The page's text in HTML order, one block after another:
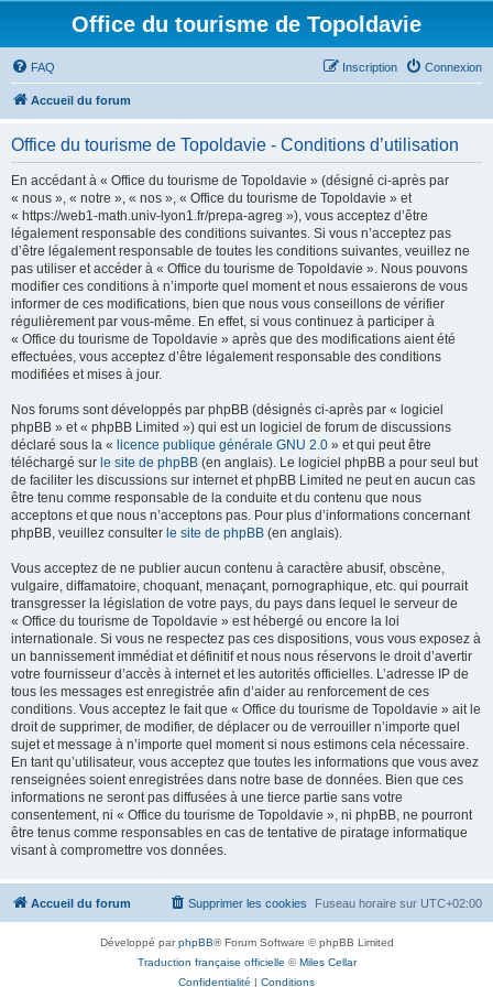
Office du tourisme de Topoldavie
FAQ Connexion
Inscription
Accueil du forum
Office du tourisme de Topoldavie - Conditions d’utilisation
En accédant à « Office du tourisme de Topoldavie » (désigné ci-après par
« nous », « notre », « nos », « Office du tourisme de Topoldavie » et
« https://web1-math.univ-lyon1.fr/prepa-agreg »), vous acceptez d’être
légalement responsable des conditions suivantes. Si vous n’acceptez pas
d’être légalement responsable de toutes les conditions suivantes, veuillez ne
pas utiliser et accéder à « Office du tourisme de Topoldavie ». Nous pouvons
modifier ces conditions à n’importe quel moment et nous essaierons de vous
informer de ces modifications, bien que nous vous conseillons de vérifier
régulièrement par vous-même. En effet, si vous continuez à participer à
« Office du tourisme de Topoldavie » après que des modifications aient été
effectuées, vous acceptez d’être légalement responsable des conditions
modifiées et mises à jour.
Nos forums sont développés par phpBB (désignés ci-après par « logiciel
phpBB » et « phpBB Limited ») qui est un logiciel de forum de discussions
déclaré sous la « licence publique générale GNU 2.0 » et qui peut être
téléchargé sur le site de phpBB (en anglais). Le logiciel phpBB a pour seul but
de faciliter les discussions sur internet et phpBB Limited ne peut en aucun cas
être tenu comme responsable de la conduite et du contenu que nous
acceptons et que nous n’acceptons pas. Pour plus d’informations concernant
phpBB, veuillez consulter le site de phpBB (en anglais).
Vous acceptez de ne publier aucun contenu à caractère abusif, obscène,
vulgaire, diffamatoire, choquant, menaçant, pornographique, etc. qui pourrait
transgresser la législation de votre pays, du pays dans lequel le serveur de
« Office du tourisme de Topoldavie » est hébergé ou encore la loi
internationale. Si vous ne respectez pas ces dispositions, vous vous exposez à
un bannissement immédiat et définitif et nous nous réservons le droit d’avertir
votre fournisseur d’accès à internet et les autorités officielles. L’adresse IP de
tous les messages est enregistrée afin d’aider au renforcement de ces
conditions. Vous acceptez le fait que « Office du tourisme de Topoldavie » ait le
droit de supprimer, de modifier, de déplacer ou de verrouiller n’importe quel
sujet et message à n’importe quel moment si nous estimons cela nécessaire.
En tant qu’utilisateur, vous acceptez que toutes les informations que vous avez
renseignées soient enregistrées dans notre base de données. Bien que ces
informations ne seront pas diffusées à une tierce partie sans votre
consentement, ni « Office du tourisme de Topoldavie », ni phpBB, ne pourront
être tenus comme responsables en cas de tentative de piratage informatique
visant à compromettre vos données.
Accueil du forum Fuseau horaire sur UTC+02:00
Supprimer les cookies
Développé parphpBB® Forum Software © phpBB Limited
Traduction française officielle ©Miles Cellar
Confidentialité | Conditions